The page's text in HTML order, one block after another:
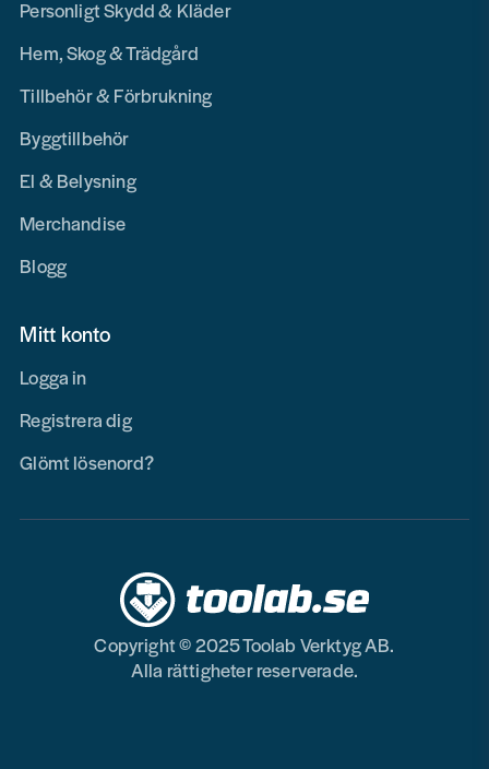
Personligt Skydd & Kläder
Hem, Skog & Trädgård
Tillbehör & Förbrukning
Byggtillbehör
El & Belysning
Merchandise
Blogg
Mitt konto
Logga in
Registrera dig
Glömt lösenord?
Copyright © 2025 Toolab Verktyg AB.
Alla rättigheter reserverade.